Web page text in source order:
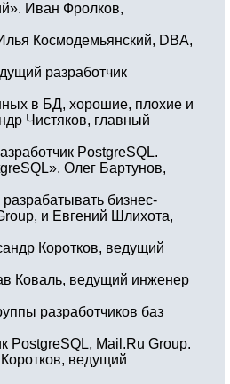
Иван Фролков,
Космодемьянский, DBA,
разработчик
в БД, хорошие, плохие и
Чистяков, главный
PostgreSQL.
Олег Бартунов,
бизнес-
и Евгений Шлихота,
Коротков, ведущий
Коваль, ведущий инженер
разработчиков баз
PostgreSQL, Mail.Ru Group.
ведущий